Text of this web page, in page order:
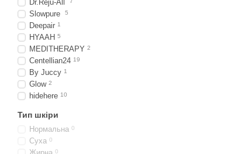
Dr.Reju-All
Slowpure 5
Deepair 1
HYAAH 5
MEDITHERAPY 2
Centellian24 19
By Juccy 1
Glow 2
hidehere 10
Тип шкіри
Нормальна 0
Суха 0
0